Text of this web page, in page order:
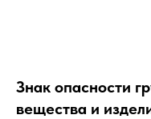
Знак опасности
вещества и